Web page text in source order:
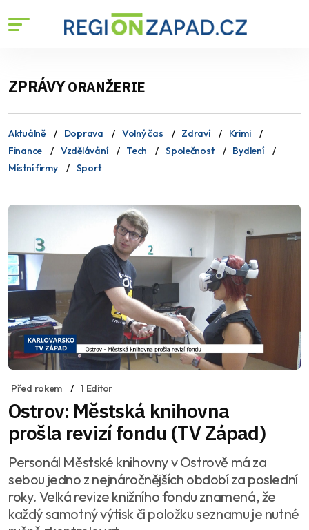
ZPRÁVYORANŽERIE
Aktuálně Doprava Volný čas Zdraví
Krimi
Finance
Vzdělávání Tech Společnost
Bydlení
Místní firmy
Sport
Před rokem 1 Editor
Ostrov: Městská knihovna
prošla revizí fondu (TV Západ)
Personál Městské knihovny v Ostrově má za
sebou jedno z nejnáročnějších období za poslední
roky. Velká revize knižního fondu znamená, že
každý samotný výtisk či položku seznamu je nutné